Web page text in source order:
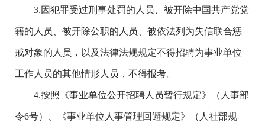
3.因犯罪受过刑事处罚的人员、被开除中国共产党党
籍的人员、被开除公职的人员、被依法列为失信联合惩
戒对象的人员，以及法律法规规定不得招聘为事业单位
工作人员的其他情形人员，不得报考。
4.按照《事业单位公开招聘人员暂行规定》（人事部
令6号）、《事业单位人事管理回避规定》（人社部规